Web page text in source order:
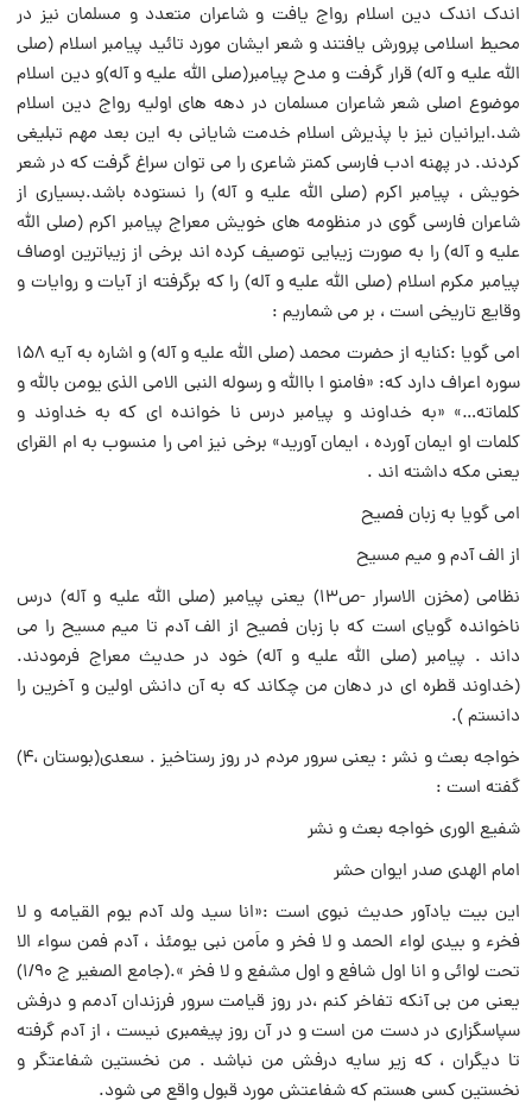
اندک اندک دین اسلام رواج یافت و شاعران متعدد و مسلمان نیز در
محیط اسلامی پرورش یافتند و شعر ایشان مورد تائید پیامبر اسلام (صلی
الله علیه و آله) قرار گرفت و مدح پیامبر(صلی الله علیه و آله)و دین اسلام
موضوع اصلی شعر شاعران مسلمان در دهه های اولیه رواج دین اسلام
شد.ایرانیان نیز با پذیرش اسلام خدمت شایانی به این بعد مهم تبلیغی
کردند. در پهنه ادب فارسی کمتر شاعری را می توان سراغ گرفت که در شعر
خویش ، پیامبر اکرم (صلی الله علیه و آله) را نستوده باشد.بسیاری از
شاعران فارسی گوی در منظومه های خویش معراج پیامبر اکرم (صلی الله
علیه و آله) را به صورت زیبایی توصیف کرده اند برخی از زیباترین اوصاف
پیامبر مکرم اسلام (صلی الله علیه و آله) را که برگرفته از آیات و روایات و
وقایع تاریخی است ، بر می شماریم :
امی گویا :کنایه از حضرت محمد (صلی الله علیه و آله) و اشاره به آیه ۱۵۸
سوره اعراف دارد که: «فامنو ا باالله و رسوله النبی الامی الذی یومن بالله و
کلماته…» «به خداوند و پیامبر درس نا خوانده ای که به خداوند و
کلمات او ایمان آورده ، ایمان آورید» برخی نیز امی را منسوب به ام القرای
یعنی مکه داشته اند .
امی گویا به زبان فصیح
از الف آدم و میم مسیح
نظامی (مخزن الاسرار -ص۱۳) یعنی پیامبر (صلی الله علیه و آله) درس
ناخوانده گویای است که با زبان فصیح از الف آدم تا میم مسیح را می
داند . پیامبر (صلی الله علیه و آله) خود در حدیث معراج فرمودند.
(خداوند قطره ای در دهان من چکاند که به آن دانش اولین و آخرین را
دانستم ).
خواجه بعث و نشر : یعنی سرور مردم در روز رستاخیز . سعدی(بوستان ،۴)
گفته است :
شفیع الوری خواجه بعث و نشر
امام الهدی صدر ایوان حشر
این بیت یادآور حدیث نبوی است :«انا سید ولد آدم یوم القیامه و لا
فخرء و بیدی لواء الحمد و لا فخر و ماَمن نبی یومئذ ، آدم فمن سواء الا
تحت لوائی و انا اول شافع و اول مشفع و لا فخر ».(جامع الصغیر ج ۱/۹۰)
یعنی من بی آنکه تفاخر کنم ،در روز قیامت سرور فرزندان آدمم و درفش
سپاسگزاری در دست من است و در آن روز پیغمبری نیست ، از آدم گرفته
تا دیگران ، که زیر سایه درفش من نباشد . من نخستین شفاعتگر و
نخستین کسی هستم که شفاعتش مورد قبول واقع می شود.